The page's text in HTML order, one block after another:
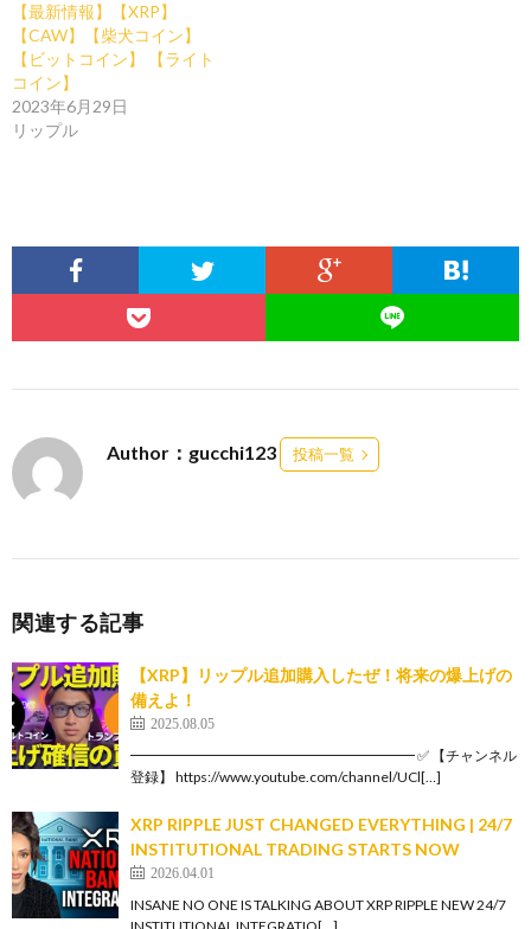
【最新情報】【XRP】
【CAW】【柴犬コイン】
【ビットコイン】 【ライト
コイン】
2023年6月29日
リップル
Author：gucchi123 投稿一覧
関連する記事
【XRP】リップル追加購入したぜ！将来の爆上げの
備えよ！
2025.08.05
━━━━━━━━━━━━━━━━━━━━ ✅ 【チャンネル
登録】 https://www.youtube.com/channel/UCl[…]
XRP RIPPLE JUST CHANGED EVERYTHING | 24/7
INSTITUTIONAL TRADING STARTS NOW
2026.04.01
INSANE NO ONE IS TALKING ABOUT XRP RIPPLE NEW 24/7